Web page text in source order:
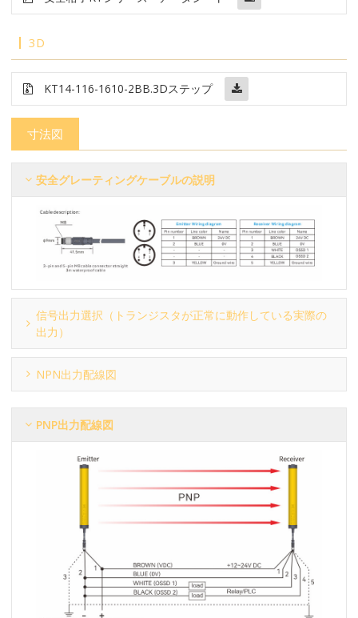
3D
KT14-116-1610-2BB.3Dステップ
寸法図
安全グレーティングケーブルの説明
信号出力選択（トランジスタが正常に動作している実際の
出力）
NPN出力配線図
PNP出力配線図